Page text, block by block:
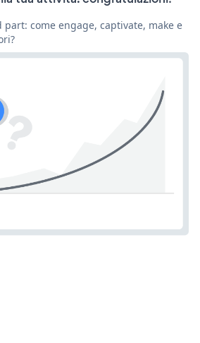
come engage, captivate, make e